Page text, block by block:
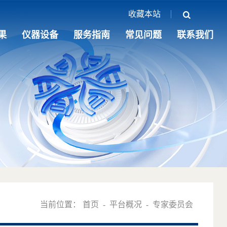
收藏本站
仪器设备 服务指南 常见问题 联系我们
当前位置： 首页 - 平台概况 - 专家委员会